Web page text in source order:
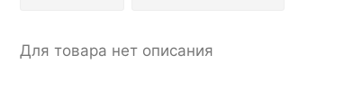
Для товара нет описания